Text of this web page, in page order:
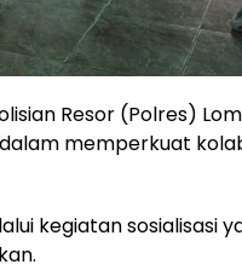
Resor (Polres)
memperkuat
kegiatan sosialisasi